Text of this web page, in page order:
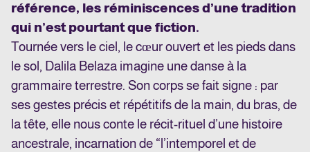
référence, les réminiscences d’une tradition
qui n’est pourtant que fiction.
Tournée vers le ciel, le cœur ouvert et les pieds dans
le sol, Dalila Belaza imagine une danse à la
grammaire terrestre. Son corps se fait signe : par
ses gestes précis et répétitifs de la main, du bras, de
la tête, elle nous conte le récit-rituel d’une histoire
ancestrale, incarnation de “l’intemporel et de